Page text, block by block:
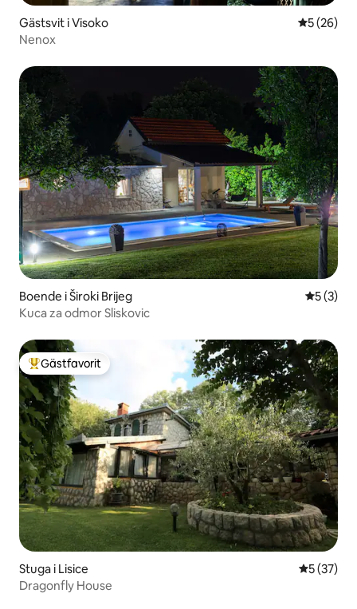
Gästsvit i Visoko 5 av 5 i
5 (26)
Nenox
Boende i Široki Brijeg 5 av 5 i
5 (3)
Kuca za odmor Sliskovic
Populär gästfavorit
Gästfavorit
Stuga i Lisice 5 av 5 i
5 (37)
Dragonfly House